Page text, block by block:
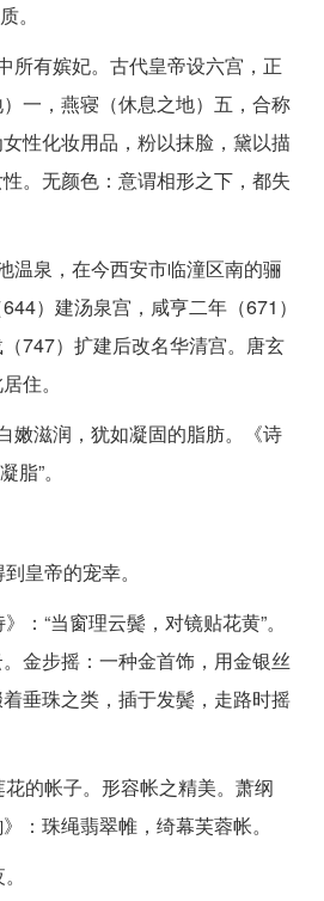
。
所有嫔妃。古代皇帝设六宫，正
一，燕寝（休息之地）五，合称
性化妆用品，粉以抹脸，黛以描
。无颜色：意谓相形之下，都失
温泉，在今西安市临潼区南的骊
）建汤泉宫，咸亨二年（671）
747）扩建后改名华清宫。唐玄
住。
嫩滋润，犹如凝固的脂肪。《诗
脂”。
皇帝的宠幸。
：“当窗理云鬓，对镜贴花黄”。
金步摇：一种金首饰，用金银丝
垂珠之类，插于发鬓，走路时摇
花的帐子。形容帐之精美。萧纲
：珠绳翡翠帷，绮幕芙蓉帐。